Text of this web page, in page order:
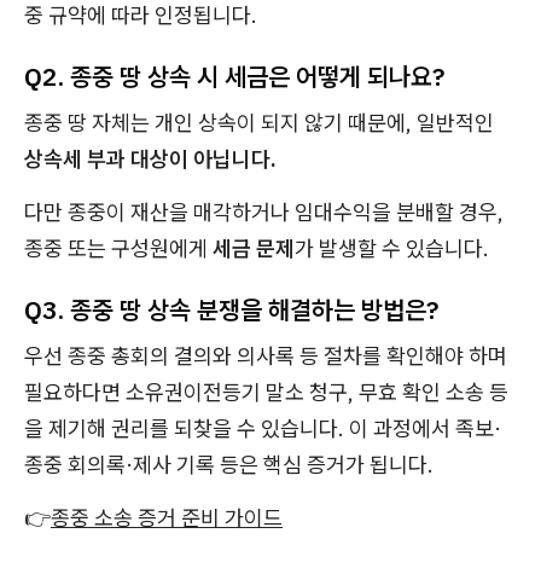
중 규약에 따라 인정됩니다.
Q2. 종중 땅 상속 시 세금은 어떻게 되나요?
종중 땅 자체는 개인 상속이 되지 않기 때문에, 일반적인
상속세 부과 대상이 아닙니다.
다만 종중이 재산을 매각하거나 임대수익을 분배할 경우,
종중 또는 구성원에게 세금 문제가 발생할 수 있습니다.
Q3. 종중 땅 상속 분쟁을 해결하는 방법은?
우선 종중 총회의 결의와 의사록 등 절차를 확인해야 하며
필요하다면 소유권이전등기 말소 청구, 무효 확인 소송 등
을 제기해 권리를 되찾을 수 있습니다. 이 과정에서 족보·
종중 회의록·제사 기록 등은 핵심 증거가 됩니다.
👉종중 소송 증거 준비 가이드